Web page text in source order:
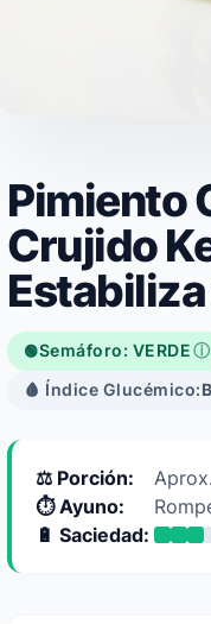
Pimiento
Crujido
🟢Semáforo: VERDEⓘ
🩸 Índice Glucémico:
⚖️ Porción:
⏱️ Ayuno:
🔋 Saciedad: